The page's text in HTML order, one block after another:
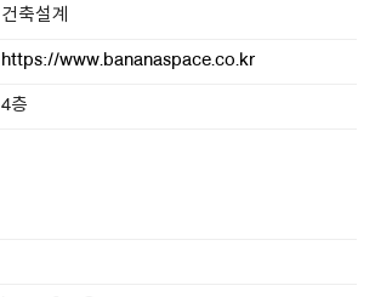
건축설계
https://www.bananaspace.co.kr
4층